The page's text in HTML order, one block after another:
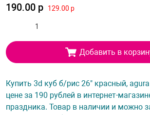
190.00 р 129.00 р
Добавить в
Купить 3d куб б/рис 26" красный,
цене за 190 рублей в интернет-
праздника. Товар в наличии и можно